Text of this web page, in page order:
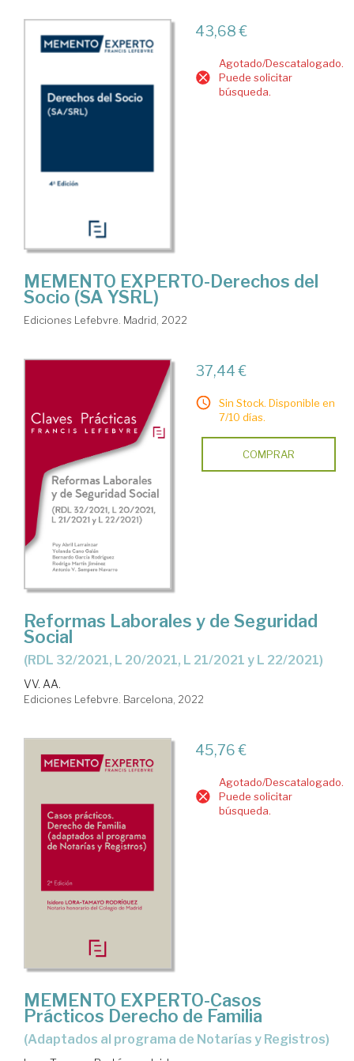
43,68 €
Agotado/Descatalogado.
Puede solicitar
búsqueda.
MEMENTO EXPERTO-Derechos del
Socio (SA YSRL)
Ediciones Lefebvre. Madrid, 2022
37,44 €
Sin Stock. Disponible en
7/10 días.
COMPRAR
Reformas Laborales y de Seguridad
Social
(RDL 32/2021, L 20/2021, L 21/2021 y L 22/2021)
VV. AA.
Ediciones Lefebvre. Barcelona, 2022
45,76 €
Agotado/Descatalogado.
Puede solicitar
búsqueda.
MEMENTO EXPERTO-Casos
Prácticos Derecho de Familia
(adaptados al programa de Notarías y Registros)